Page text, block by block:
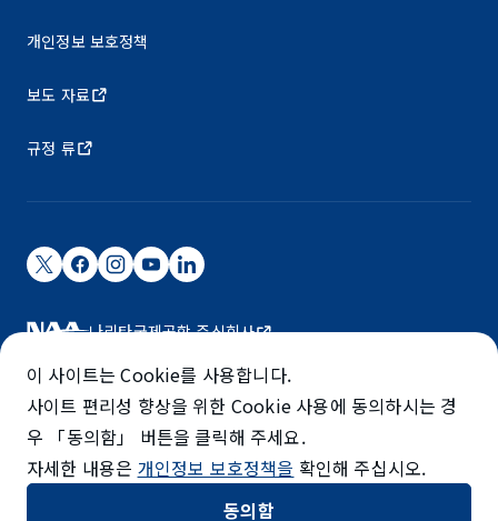
개인정보 보호정책
보도 자료
규정 류
나리타국제공항 주식회사
나리타 국제공항은 NAA가 운영하고 있습니다.
©NARITA INTERNATIONAL AIRPORT CORPORATION
SKYTRAX
5-STAR AIRPORT
이 사이트는 Cookie를 사용합니다.
사이트 편리성 향상을 위한 Cookie 사용에 동의하시는 경
우 「동의함」 버튼을 클릭해 주세요.
자세한 내용은 개인정보 보호정책을 확인해 주십시오.
동의함